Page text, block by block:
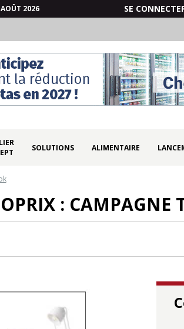
AOÛT 2026 SE
SOLUTIONS ALIMENTAIRE
: CAMPAGNE